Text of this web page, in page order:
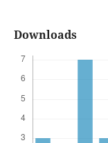
Downloads